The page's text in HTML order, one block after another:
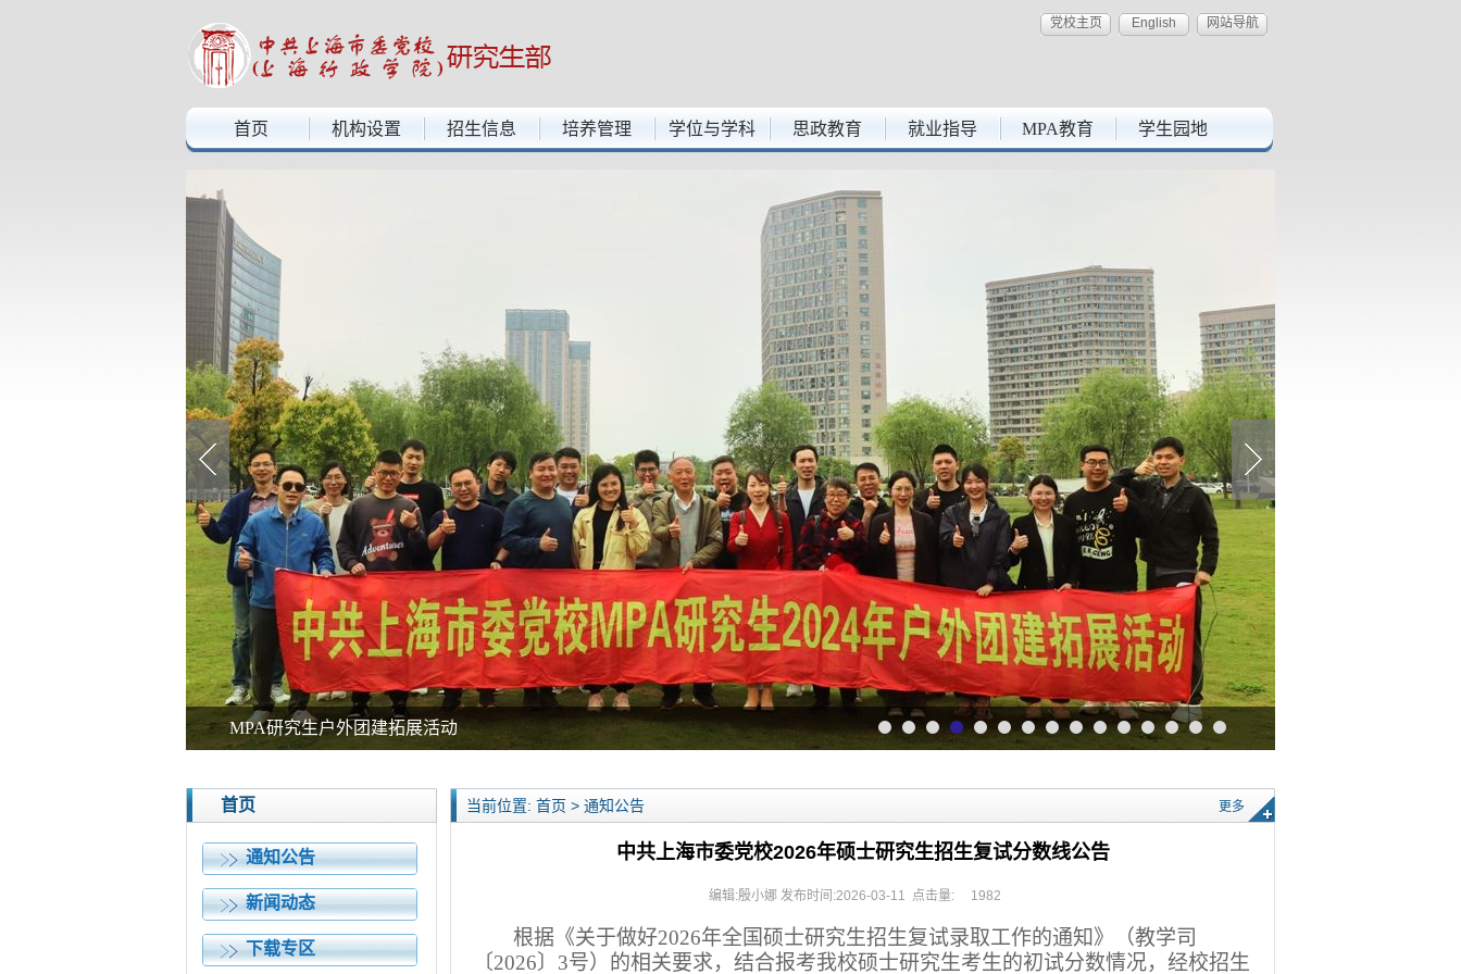
中共上海市委党校上海行政学院——研究生部
网站导航
English
党校主页
首页 机构设置 招生信息 培养管理 学位与学科 思政教育 就业指导 MPA教育 学生园地
2024届学术型研究生毕业典礼暨学位授予仪式
首页
通知公告
新闻动态
下载专区
当前位置: 首页 > 通知公告 更多
中共上海市委党校2026年硕士研究生招生复试分数线公告
编辑:殷小娜 发布时间:2026-03-11 点击量: 1982
根据《关于做好2026年全国硕士研究生招生复试录取工作的通知》（教学司
〔2026〕 3号）的相关要求，结合报考我校硕士研究生考生的初试分数情况，经校招生